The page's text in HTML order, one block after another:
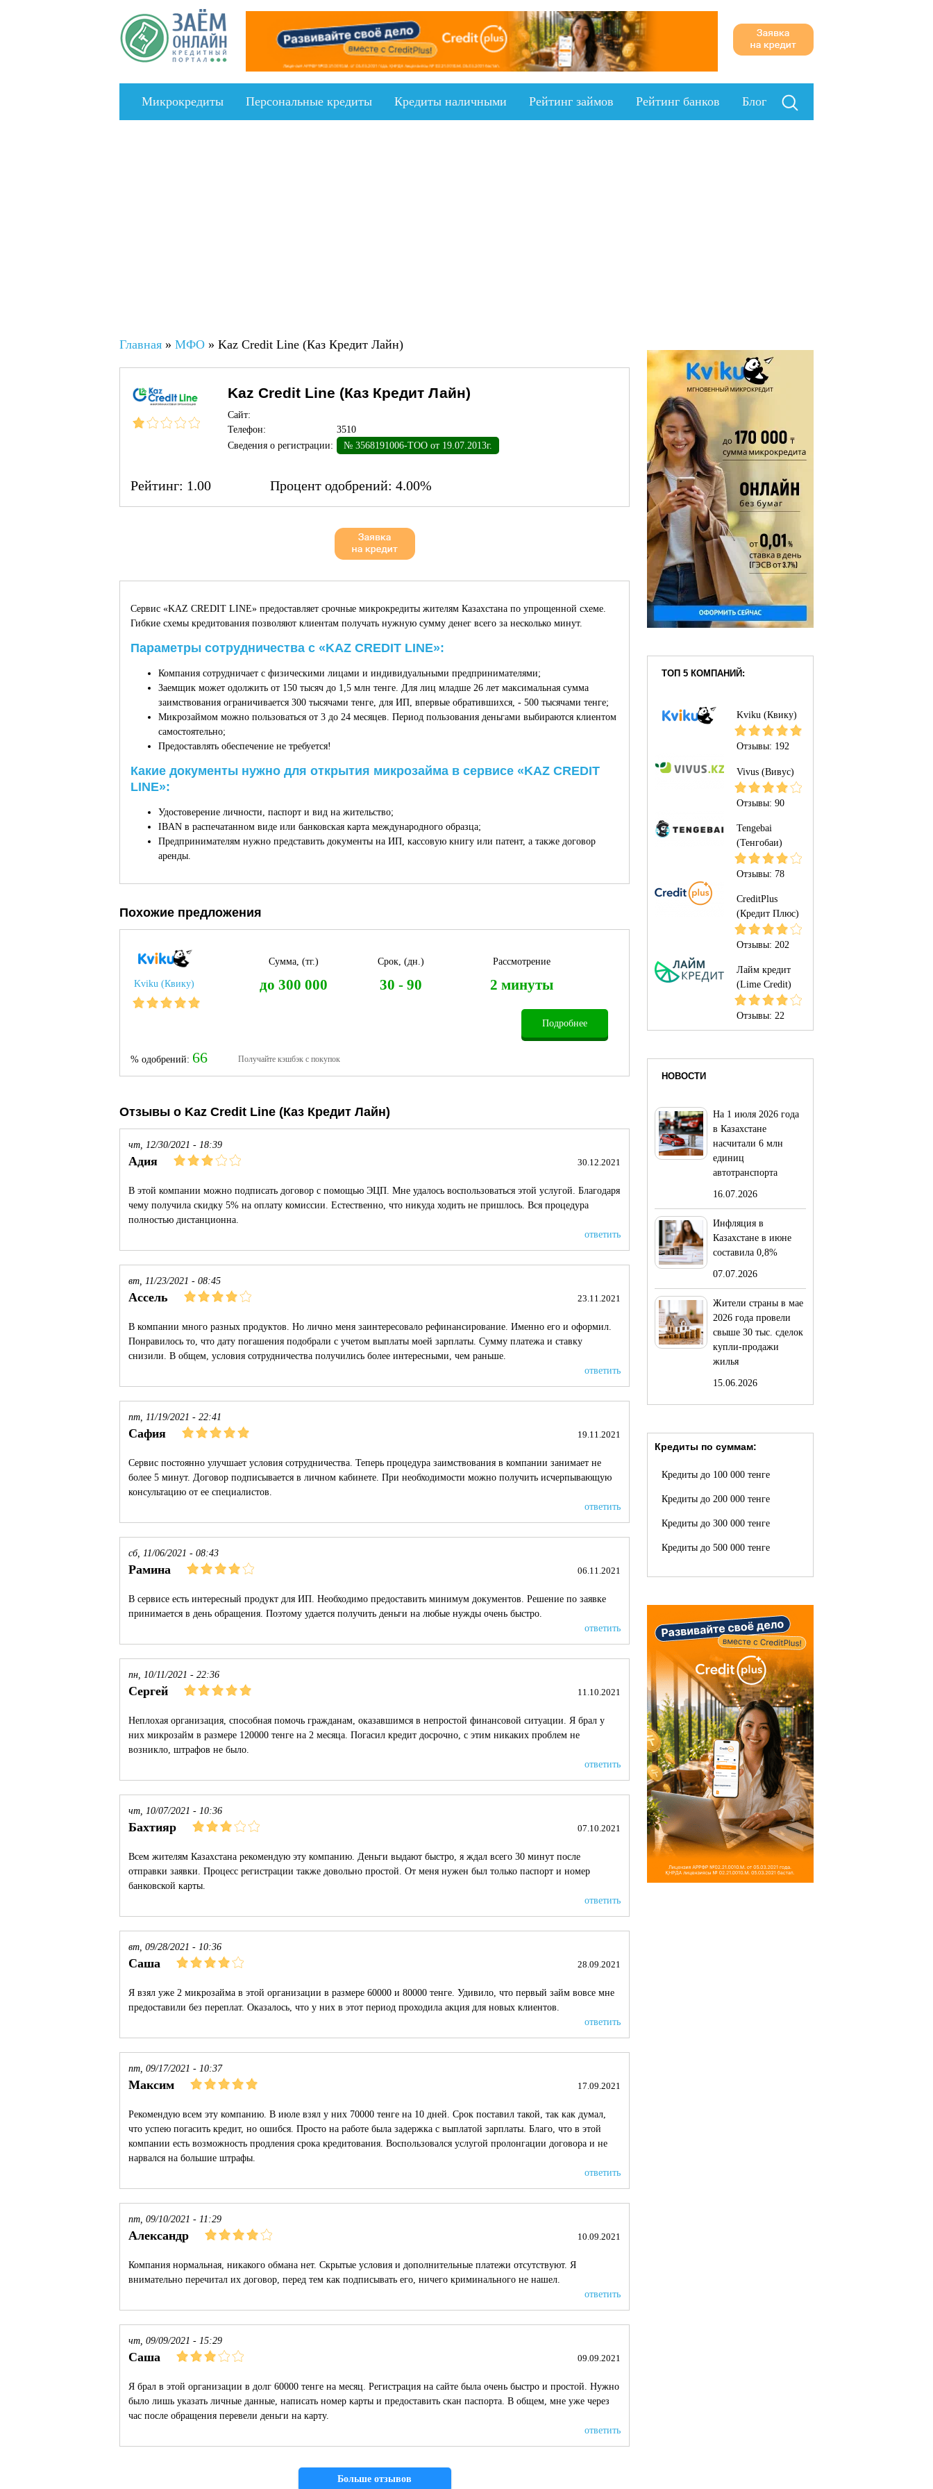
Микрокредиты Персональныe кредиты Кредиты наличными Рейтинг займов Рейтинг банков Блог
Главная » МФО » Kaz Credit Line (Каз Кредит Лайн)
Kaz Credit Line (Каз Кредит Лайн)
Сайт:
Телефон:
3510
Сведения о регистрации:
№ 3568191006-ТОО от 19.07.2013г.
Рейтинг: 1.00 Процент одобрений: 4.00%
Сервис «KAZ CREDIT LINE» предоставляет срочные микрокредиты жителям Казахстана по упрощенной схеме.
Гибкие схемы кредитования позволяют клиентам получать нужную сумму денег всего за несколько минут.
Параметры сотрудничества с «KAZ CREDIT LINE»:
Компания сотрудничает с физическими лицами и индивидуальными предпринимателями;
Заемщик может одолжить от 150 тысяч до 1,5 млн тенге. Для лиц младше 26 лет максимальная сумма
заимствования ограничивается 300 тысячами тенге, для ИП, впервые обратившихся, - 500 тысячами тенге;
Микрозаймом можно пользоваться от 3 до 24 месяцев. Период пользования деньгами выбираются клиентом
самостоятельно;
Предоставлять обеспечение не требуется!
Какие документы нужно для открытия микрозайма в сервисе «KAZ CREDIT
LINE»:
Удостоверение личности, паспорт и вид на жительство;
IBAN в распечатанном виде или банковская карта международного образца;
Предпринимателям нужно представить документы на ИП, кассовую книгу или патент, а также договор
аренды.
Похожие предложения
Kviku (Квику)
% одобрений: 66
Сумма, (тг.)
до 300 000
Срок, (дн.)
30 - 90
Рассмотрение
2 минуты
Получайте кэшбэк с покупок
Подробнее
Отзывы о Kaz Credit Line (Каз Кредит Лайн)
чт, 12/30/2021 - 18:39
Адия 30.12.2021
В этой компании можно подписать договор с помощью ЭЦП. Мне удалось воспользоваться этой услугой. Благодаря
чему получила скидку 5% на оплату комиссии. Естественно, что никуда ходить не пришлось. Вся процедура
полностью дистанционна.
ответить
вт, 11/23/2021 - 08:45
Ассель 23.11.2021
В компании много разных продуктов. Но лично меня заинтересовало рефинансирование. Именно его и оформил.
Понравилось то, что дату погашения подобрали с учетом выплаты моей зарплаты. Сумму платежа и ставку
снизили. В общем, условия сотрудничества получились более интересными, чем раньше.
ответить
пт, 11/19/2021 - 22:41
Сафия 19.11.2021
Сервис постоянно улучшает условия сотрудничества. Теперь процедура заимствования в компании занимает не
более 5 минут. Договор подписывается в личном кабинете. При необходимости можно получить исчерпывающую
консультацию от ее специалистов.
ответить
сб, 11/06/2021 - 08:43
Рамина 06.11.2021
В сервисе есть интересный продукт для ИП. Необходимо предоставить минимум документов. Решение по заявке
принимается в день обращения. Поэтому удается получить деньги на любые нужды очень быстро.
ответить
пн, 10/11/2021 - 22:36
Сергей 11.10.2021
Неплохая организация, способная помочь гражданам, оказавшимся в непростой финансовой ситуации. Я брал у
них микрозайм в размере 120000 тенге на 2 месяца. Погасил кредит досрочно, с этим никаких проблем не
возникло, штрафов не было.
ответить
чт, 10/07/2021 - 10:36
Бахтияр 07.10.2021
Всем жителям Казахстана рекомендую эту компанию. Деньги выдают быстро, я ждал всего 30 минут после
отправки заявки. Процесс регистрации также довольно простой. От меня нужен был только паспорт и номер
банковской карты.
ответить
вт, 09/28/2021 - 10:36
Саша 28.09.2021
Я взял уже 2 микрозайма в этой организации в размере 60000 и 80000 тенге. Удивило, что первый займ вовсе мне
предоставили без переплат. Оказалось, что у них в этот период проходила акция для новых клиентов.
ответить
пт, 09/17/2021 - 10:37
Максим 17.09.2021
Рекомендую всем эту компанию. В июле взял у них 70000 тенге на 10 дней. Срок поставил такой, так как думал,
что успею погасить кредит, но ошибся. Просто на работе была задержка с выплатой зарплаты. Благо, что в этой
компании есть возможность продления срока кредитования. Воспользовался услугой пролонгации договора и не
нарвался на большие штрафы.
ответить
пт, 09/10/2021 - 11:29
Александр 10.09.2021
Компания нормальная, никакого обмана нет. Скрытые условия и дополнительные платежи отсутствуют. Я
внимательно перечитал их договор, перед тем как подписывать его, ничего криминального не нашел.
ответить
чт, 09/09/2021 - 15:29
Саша 09.09.2021
Я брал в этой организации в долг 60000 тенге на месяц. Регистрация на сайте была очень быстро и простой. Нужно
было лишь указать личные данные, написать номер карты и предоставить скан паспорта. В общем, мне уже через
час после обращения перевели деньги на карту.
ответить
Больше отзывов
ТОП 5 КОМПАНИЙ:
Kviku (Квику)
Отзывы: 192
Vivus (Вивус)
Отзывы: 90
Tengebai
(Тенгобаи)
Отзывы: 78
CreditPlus
(Кредит Плюс)
Отзывы: 202
Лайм кредит
(Lime Credit)
Отзывы: 22
НОВОСТИ
На 1 июля 2026 года
в Казахстане
насчитали 6 млн
единиц
автотранспорта
16.07.2026
Инфляция в
Казахстане в июне
составила 0,8%
07.07.2026
Жители страны в мае
2026 года провели
свыше 30 тыс. сделок
купли-продажи
жилья
15.06.2026
Кредиты по суммам:
Кредиты до 100 000 тенге
Кредиты до 200 000 тенге
Кредиты до 300 000 тенге
Кредиты до 500 000 тенге